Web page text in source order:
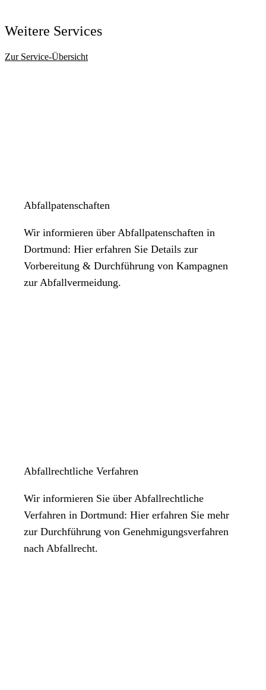
Weitere Services
Zur Service-Übersicht
Abfallpatenschaften
Wir informieren über Abfallpatenschaften in
Dortmund: Hier erfahren Sie Details zur
Vorbereitung & Durchführung von Kampagnen
zur Abfallvermeidung.
Abfallrechtliche Verfahren
Wir informieren Sie über Abfallrechtliche
Verfahren in Dortmund: Hier erfahren Sie mehr
zur Durchführung von Genehmigungsverfahren
nach Abfallrecht.